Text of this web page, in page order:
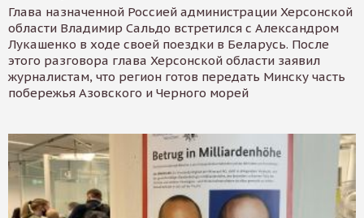
Глава назначенной Россией администрации Херсонской
области Владимир Сальдо встретился с Александром
Лукашенко в ходе своей поездки в Беларусь. После
этого разговора глава Херсонской области заявил
журналистам, что регион готов передать Минску часть
побережья Азовского и Черного морей